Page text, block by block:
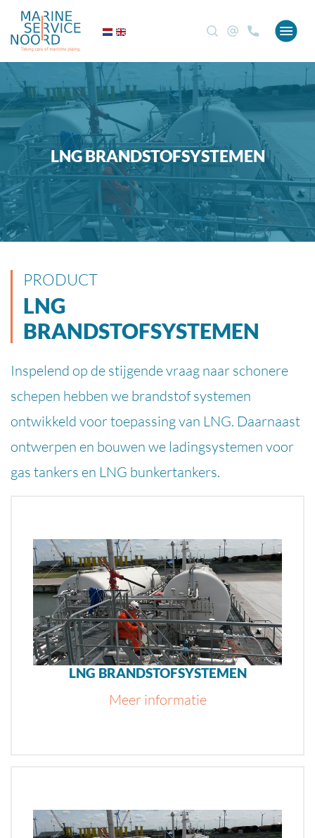
LNG BRANDSTOFSYSTEMEN
PRODUCT
LNG
BRANDSTOFSYSTEMEN
Inspelend op de stijgende vraag naar schonere
schepen hebben we brandstof systemen
ontwikkeld voor toepassing van LNG. Daarnaast
ontwerpen en bouwen we ladingsystemen voor
gas tankers en LNG bunkertankers.
LNG BRANDSTOFSYSTEMEN
Meer informatie